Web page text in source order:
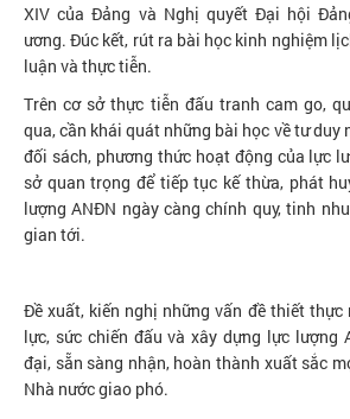
XIV của Đảng và Nghị quyết Đại hội
ương. Đúc kết, rút ra bài học kinh nghiệm
luận và thực tiễn.
Trên cơ sở thực tiễn đấu tranh cam go,
qua, cần khái quát những bài học về tư duy
đối sách, phương thức hoạt động của lực
sở quan trọng để tiếp tục kế thừa, phát
lượng ANĐN ngày càng chính quy, tinh
gian tới.
Đề xuất, kiến nghị những vấn đề thiết thực
lực, sức chiến đấu và xây dựng lực lượng
đại, sẵn sàng nhận, hoàn thành xuất sắc
Nhà nước giao phó.